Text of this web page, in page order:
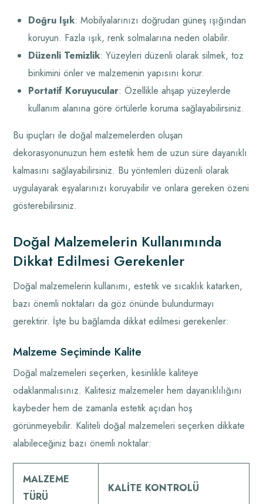
Doğru Işık: Mobilyalarınızı doğrudan güneş ışığından
koruyun. Fazla ışık, renk solmalarına neden olabilir.
Düzenli Temizlik: Yüzeyleri düzenli olarak silmek, toz
birikimini önler ve malzemenin yapısını korur.
Portatif Koruyucular: Özellikle ahşap yüzeylerde
kullanım alanına göre örtülerle koruma sağlayabilirsiniz.
Bu ipuçları ile doğal malzemelerden oluşan
dekorasyonunuzun hem estetik hem de uzun süre dayanıklı
kalmasını sağlayabilirsiniz. Bu yöntemleri düzenli olarak
uygulayarak eşyalarınızı koruyabilir ve onlara gereken özeni
gösterebilirsiniz.
Doğal Malzemelerin Kullanımında
Dikkat Edilmesi Gerekenler
Doğal malzemelerin kullanımı, estetik ve sıcaklık katarken,
bazı önemli noktaları da göz önünde bulundurmayı
gerektirir. İşte bu bağlamda dikkat edilmesi gerekenler:
Malzeme Seçiminde Kalite
Doğal malzemeleri seçerken, kesinlikle kaliteye
odaklanmalısınız. Kalitesiz malzemeler hem dayanıklılığını
kaybeder hem de zamanla estetik açıdan hoş
görünmeyebilir. Kaliteli doğal malzemeleri seçerken dikkate
alabileceğiniz bazı önemli noktalar:
MALZEME
TÜRÜ
KALITE KONTROLÜ